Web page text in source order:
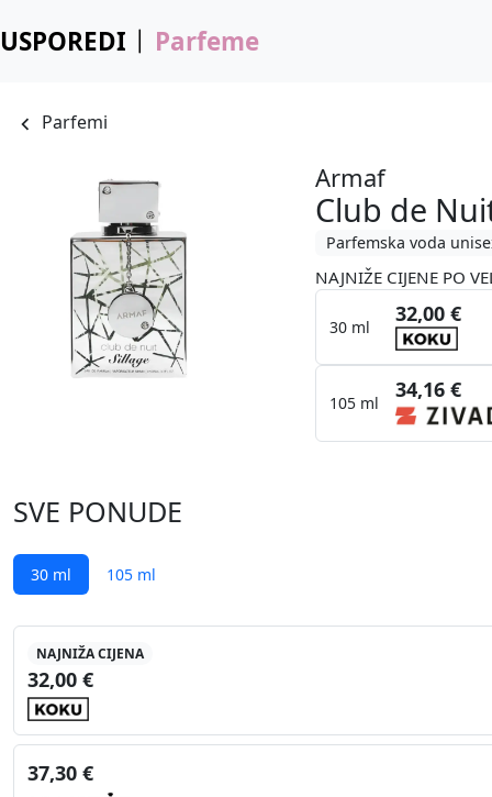
USPOREDI Parfeme
Parfemi
Armaf
Club de
Parfemska voda
NAJNIŽE CIJENE PO
30 ml
32,00 €
105 ml
34,16 €
SVE PONUDE
30 ml 105 ml
NAJNIŽA CIJENA
32,00 €
37,30 €